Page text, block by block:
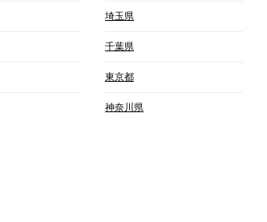
埼玉県
千葉県
東京都
神奈川県